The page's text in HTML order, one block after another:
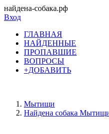
найдена-собака.рф
Вход
ГЛАВНАЯ
НАЙДЕННЫЕ
ПРОПАВШИЕ
ВОПРОСЫ
+ДОБАВИТЬ
Мытищи
Найдена собака